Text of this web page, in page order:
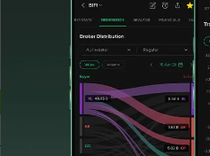
#Hasim Sutiono #borong saham